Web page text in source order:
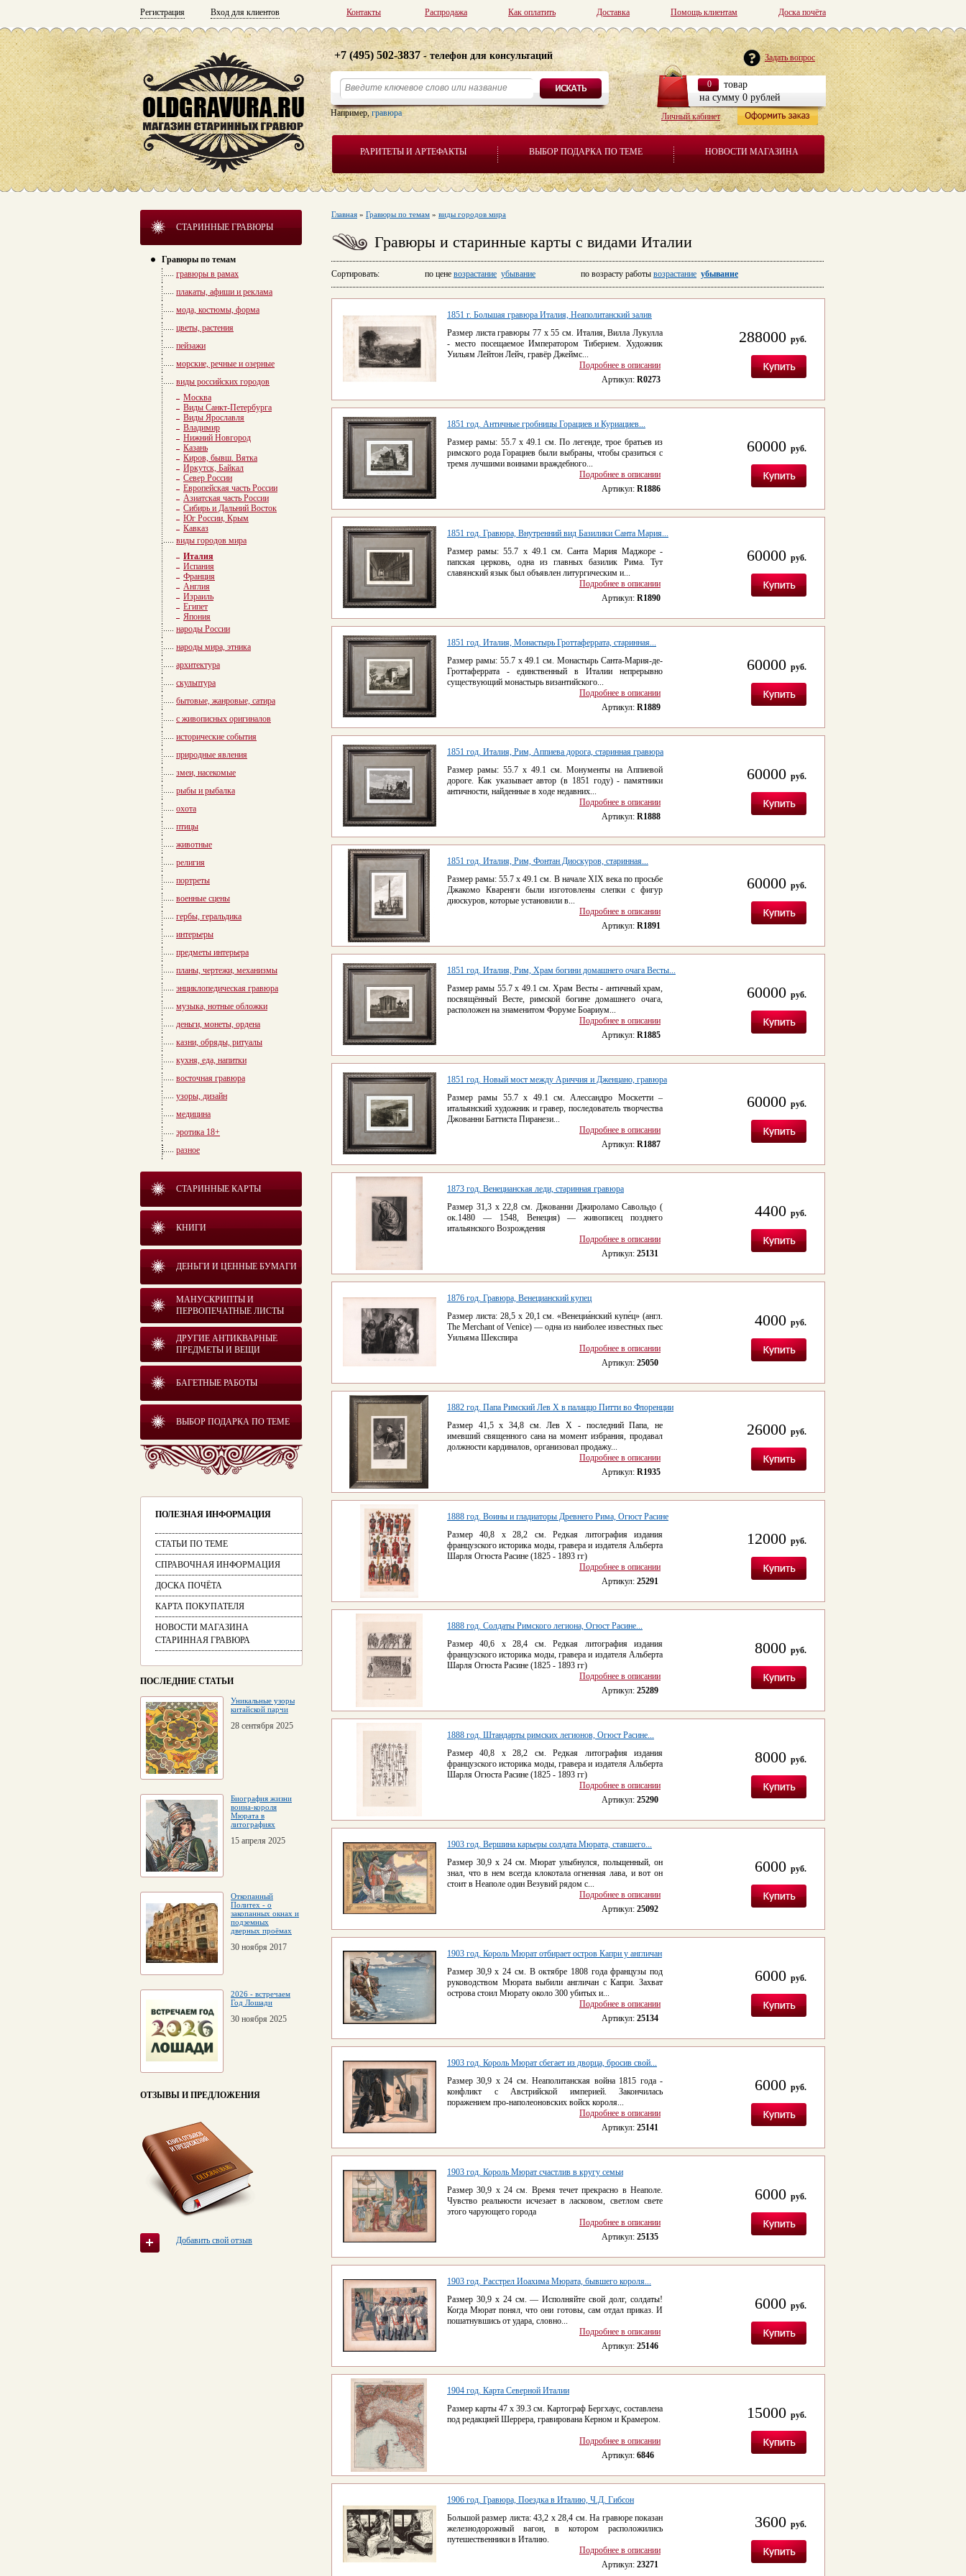
Регистрация Вход для клиентов Доска почёта
Помощь клиентам
Доставка
Как оплатить
Распродажа
Контакты
РАРИТЕТЫ И АРТЕФАКТЫ ВЫБОР ПОДАРКА ПО ТЕМЕ НОВОСТИ МАГАЗИНА
Личный кабинет
+7 (495) 502-3837- телефон для консультаций Задать вопрос
Например, гравюра
0
товар
на сумму 0 рублей
СТАРИННЫЕ ГРАВЮРЫ
Гравюры по темам
гравюры в рамах
плакаты, афиши и реклама
мода, костюмы, форма
цветы, растения
пейзажи
морские, речные и озерные
виды российских городов
Москва
Виды Санкт-Петербурга
Виды Ярославля
Владимир
Нижний Новгород
Казань
Киров, бывш. Вятка
Иркутск, Байкал
Север России
Европейская часть России
Азиатская часть России
Сибирь и Дальний Восток
Юг России, Крым
Кавказ
виды городов мира
Италия
Испания
Франция
Англия
Израиль
Египет
Япония
народы России
народы мира, этника
архитектура
скульптура
бытовые, жанровые, сатира
с живописных оригиналов
исторические события
природные явления
змеи, насекомые
рыбы и рыбалка
охота
птицы
животные
религия
портреты
военные сцены
гербы, геральдика
интерьеры
предметы интерьера
планы, чертежи, механизмы
энциклопедическая гравюра
музыка, нотные обложки
деньги, монеты, ордена
казни, обряды, ритуалы
кухня, еда, напитки
восточная гравюра
узоры, дизайн
медицина
эротика 18+
разное
СТАРИННЫЕ КАРТЫ
КНИГИ
ДЕНЬГИ И ЦЕННЫЕ БУМАГИ
МАНУСКРИПТЫ И
ПЕРВОПЕЧАТНЫЕ ЛИСТЫ
ДРУГИЕ АНТИКВАРНЫЕ
ПРЕДМЕТЫ И ВЕЩИ
БАГЕТНЫЕ РАБОТЫ
ВЫБОР ПОДАРКА ПО ТЕМЕ
ПОЛЕЗНАЯ ИНФОРМАЦИЯ
СТАТЬИ ПО ТЕМЕ
СПРАВОЧНАЯ ИНФОРМАЦИЯ
ДОСКА ПОЧЁТА
КАРТА ПОКУПАТЕЛЯ
НОВОСТИ МАГАЗИНА
СТАРИННАЯ ГРАВЮРА
ПОСЛЕДНИЕ СТАТЬИ
Уникальные узоры
китайской парчи
28 сентября 2025
Биография жизни
воина-короля
Мюрата в
литографиях
15 апреля 2025
Откопанный
Политех - о
закопанных окнах и
подземных
дверных проёмах
30 ноября 2017
2026 - встречаем
Год Лошади
30 ноября 2025
ОТЗЫВЫ И ПРЕДЛОЖЕНИЯ
Добавить свой отзыв
Главная » Гравюры по темам » виды городов мира
Гравюры и старинные карты с видами Италии
Сортировать: по цене возрастание убывание по возрасту работы возрастание убывание
1851 г. Большая гравюра Италия, Неаполитанский залив
Размер листа гравюры 77 x 55 см. Италия, Вилла Лукулла
- место посещаемое Императором Тиберием. Художник
Уильям Лейтон Лейч, гравёр Джеймс...
Подробнее в описании
288000 руб.
Артикул: R0273
1851 год. Античные гробницы Горациев и Куриациев...
Размер рамы: 55.7 х 49.1 см. По легенде, трое братьев из
римского рода Горациев были выбраны, чтобы сразиться с
тремя лучшими воинами враждебного...
Подробнее в описании
60000 руб.
Артикул: R1886
1851 год. Гравюра, Внутренний вид Базилики Санта Мария...
Размер рамы: 55.7 х 49.1 см. Санта Мария Маджоре -
папская церковь, одна из главных базилик Рима. Тут
славянский язык был объявлен литургическим и...
Подробнее в описании
60000 руб.
Артикул: R1890
1851 год. Италия, Монастырь Гроттаферрата, старинная...
Размер рамы: 55.7 х 49.1 см. Монастырь Санта-Мария-де-
Гроттаферрата - единственный в Италии непрерывно
существующий монастырь византийского...
Подробнее в описании
60000 руб.
Артикул: R1889
1851 год. Италия, Рим, Аппиева дорога, старинная гравюра
Размер рамы: 55.7 х 49.1 см. Монументы на Аппиевой
дороге. Как указывает автор (в 1851 году) - памятники
античности, найденные в ходе недавних...
Подробнее в описании
60000 руб.
Артикул: R1888
1851 год. Италия, Рим, Фонтан Диоскуров, старинная...
Размер рамы: 55.7 х 49.1 см. В начале XIX века по просьбе
Джакомо Кваренги были изготовлены слепки с фигур
диоскуров, которые установили в...
Подробнее в описании
60000 руб.
Артикул: R1891
1851 год. Италия, Рим, Храм богини домашнего очага Весты...
Размер рамы 55.7 х 49.1 см. Храм Весты - античный храм,
посвящённый Весте, римской богине домашнего очага,
расположен на знаменитом Форуме Боариум...
Подробнее в описании
60000 руб.
Артикул: R1885
1851 год. Новый мост между Ариччия и Дженцано, гравюра
Размер рамы 55.7 х 49.1 см. Алессандро Москетти –
итальянский художник и гравер, последователь творчества
Джованни Баттиста Пиранези...
Подробнее в описании
60000 руб.
Артикул: R1887
1873 год. Венецианская леди, старинная гравюра
Размер 31,3 x 22,8 см. Джованни Джироламо Савольдо (
ок.1480 — 1548, Венеция) — живописец позднего
итальянского Возрождения
Подробнее в описании
4400 руб.
Артикул: 25131
1876 год. Гравюра, Венецианский купец
Размер листа: 28,5 x 20,1 см. «Венециа́нский купе́ц» (англ.
The Merchant of Venice) — одна из наиболее известных пьес
Уильяма Шекспира
Подробнее в описании
4000 руб.
Артикул: 25050
1882 год. Папа Римский Лев X в палаццо Питти во Флоренции
Размер 41,5 х 34,8 см. Лев Х - последний Папа, не
имевший священного сана на момент избрания, продавал
должности кардиналов, организовал продажу...
Подробнее в описании
26000 руб.
Артикул: R1935
1888 год. Воины и гладиаторы Древнего Рима, Огюст Расине
Размер 40,8 х 28,2 см. Редкая литография издания
французского историка моды, гравера и издателя Альберта
Шарля Огюста Расине (1825 - 1893 гг)
Подробнее в описании
12000 руб.
Артикул: 25291
1888 год. Солдаты Римского легиона, Огюст Расине...
Размер 40,6 х 28,4 см. Редкая литография издания
французского историка моды, гравера и издателя Альберта
Шарля Огюста Расине (1825 - 1893 гг)
Подробнее в описании
8000 руб.
Артикул: 25289
1888 год. Штандарты римских легионов, Огюст Расине...
Размер 40,8 х 28,2 см. Редкая литография издания
французского историка моды, гравера и издателя Альберта
Шарля Огюста Расине (1825 - 1893 гг)
Подробнее в описании
8000 руб.
Артикул: 25290
1903 год. Вершина карьеры солдата Мюрата, ставшего...
Размер 30,9 х 24 см. Мюрат улыбнулся, польщенный, он
знал, что в нем всегда клокотала огненная лава, и вот он
стоит в Неаполе один Везувий рядом с...
Подробнее в описании
6000 руб.
Артикул: 25092
1903 год. Король Мюрат отбирает остров Капри у англичан
Размер 30,9 х 24 см. В октябре 1808 года французы под
руководством Мюрата выбили англичан с Капри. Захват
острова стоил Мюрату около 300 убитых и...
Подробнее в описании
6000 руб.
Артикул: 25134
1903 год. Король Мюрат сбегает из дворца, бросив свой...
Размер 30,9 х 24 см. Неаполитанская война 1815 года -
конфликт с Австрийской империей. Закончилась
поражением про-наполеоновских войск короля...
Подробнее в описании
6000 руб.
Артикул: 25141
1903 год. Король Мюрат счастлив в кругу семьи
Размер 30,9 х 24 см. Время течет прекрасно в Неаполе.
Чувство реальности исчезает в ласковом, светлом свете
этого чарующего города
Подробнее в описании
6000 руб.
Артикул: 25135
1903 год. Расстрел Иоахима Мюрата, бывшего короля...
Размер 30,9 х 24 см. — Исполняйте свой долг, солдаты!
Когда Мюрат понял, что они готовы, сам отдал приказ. И
пошатнувшись от удара, словно...
Подробнее в описании
6000 руб.
Артикул: 25146
1904 год. Карта Северной Италии
Размер карты 47 х 39.3 см. Картограф Бергхаус, составлена
под редакцией Шеррера, гравирована Керном и Крамером.
Подробнее в описании
15000 руб.
Артикул: 6846
1906 год. Гравюра, Поездка в Италию, Ч.Д. Гибсон
Большой размер листа: 43,2 х 28,4 см. На гравюре показан
железнодорожный вагон, в котором расположились
путешественники в Италию.
Подробнее в описании
3600 руб.
Артикул: 23271